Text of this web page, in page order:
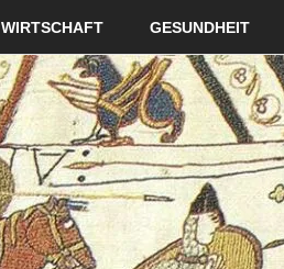
WIRTSCHAFT GESUNDHEIT